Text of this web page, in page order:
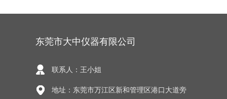
东莞市大中仪器有限公司
联系人：王小姐
地址：东莞市万江区新和管理区港口大道旁